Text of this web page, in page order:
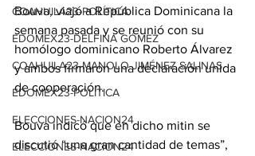
COAHUILA23-POLÍTICA
EDOMEX23-DELFINA GÓMEZ
COAHUILA23-MANOLO JIMÉNEZ SALINAS
EDOMEX23-POLÍTICA
ELECCIONES-NACION24
ELECCIONES-NACION24
Bouva, viajó a República Dominicana la
semana pasada y se reunió con su
homólogo dominicano Roberto Álvarez
y ambos firmaron una declaración unida
de cooperación.
Bouva indicó que en dicho mitin se
discutió “una gran cantidad de temas”,